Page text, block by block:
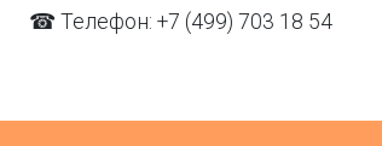
Телефон: +7 (499) 703 18 54